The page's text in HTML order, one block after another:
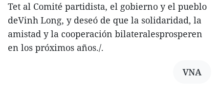
Tet al Comité partidista, el gobierno y el pueblo
deVinh Long, y deseó de que la solidaridad, la
amistad y la cooperación bilateralesprosperen
en los próximos años./.
VNA